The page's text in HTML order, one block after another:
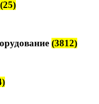
(25)
(3812)